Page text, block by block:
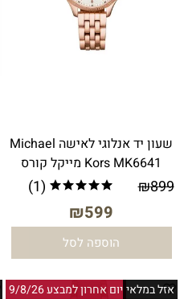
שעון יד אנלוגי לאישה Michael
Kors MK6641 מייקל קורס
₪899
₪599
(1)
הוספה לסל
יום אחרון למבצע 9/8/26אזל במלאי